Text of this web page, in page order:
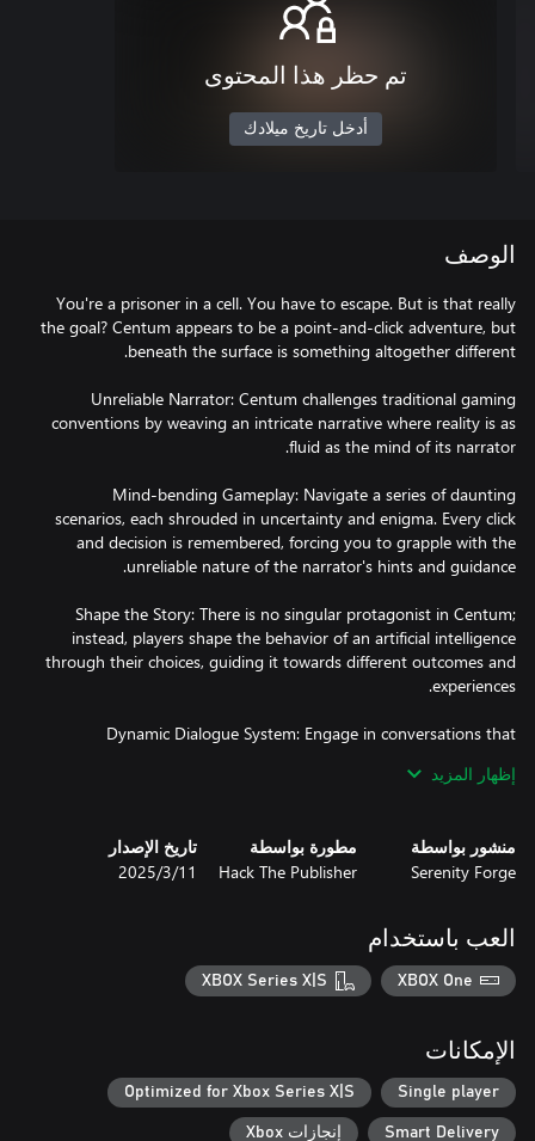
تم حظر هذا المحتوى
أدخل تاريخ ميلادك
الوصف
You're a prisoner in a cell. You have to escape. But is that really
the goal? Centum appears to be a point-and-click adventure, but
Unreliable Narrator: Centum challenges traditional gaming
conventions by weaving an intricate narrative where reality is as
Mind-bending Gameplay: Navigate a series of daunting
scenarios, each shrouded in uncertainty and enigma. Every click
and decision is remembered, forcing you to grapple with the
Shape the Story: There is no singular protagonist in Centum;
instead, players shape the behavior of an artificial intelligence
through their choices, guiding it towards different outcomes and
Dynamic Dialogue System: Engage in conversations that
players to question not only the game's reality but also their own
perceptions and beliefs
إظهار المزيد
منشور بواسطة
Serenity Forge
مطورة بواسطة
Hack The Publisher
تاريخ الإصدار
11‏/3‏/2025
العب باستخدام
XBOX One
XBOX Series X|S
الإمكانات
Single player
Optimized for Xbox Series X|S
Smart Delivery إنجازات Xbox